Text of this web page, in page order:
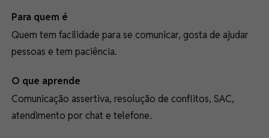
Para quem é
Quem tem facilidade para se comunicar, gosta de ajudar
pessoas e tem paciência.
O que aprende
Comunicação assertiva, resolução de conflitos, SAC,
atendimento por chat e telefone.